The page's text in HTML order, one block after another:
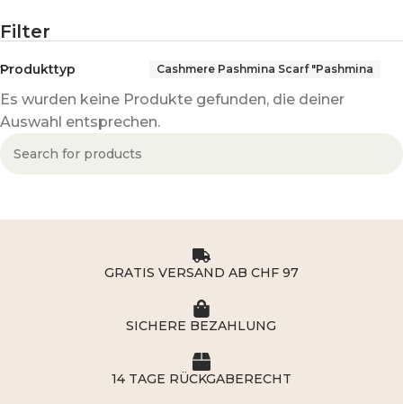
Filter
Produkttyp Cashmere Pashmina Scarf "Pashmina
Es wurden keine Produkte gefunden, die deiner
Auswahl entsprechen.
GRATIS VERSAND AB CHF 97
SICHERE BEZAHLUNG
14 TAGE RÜCKGABERECHT